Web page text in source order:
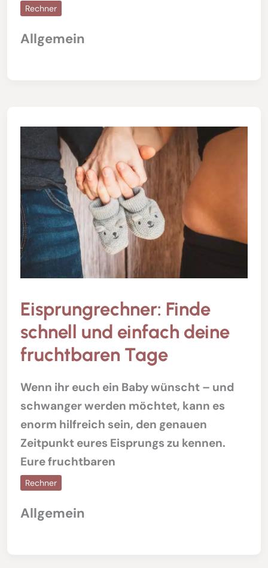
Rechner
Allgemein
Eisprungrechner: Finde
schnell und einfach deine
fruchtbaren Tage
Wenn ihr euch ein Baby wünscht – und
schwanger werden möchtet, kann es
enorm hilfreich sein, den genauen
Zeitpunkt eures Eisprungs zu kennen.
Eure fruchtbaren
Rechner
Allgemein